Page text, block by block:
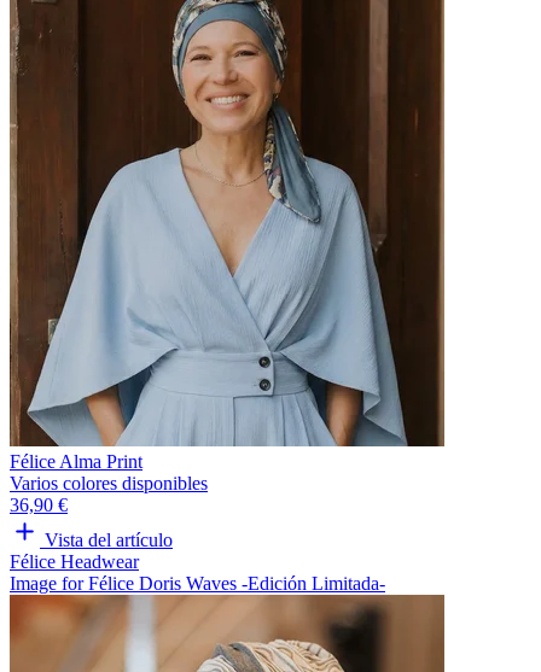
Félice Alma Print
Varios colores disponibles
36,90 €
Vista del artículo
Félice Headwear
Image for Félice Doris Waves -Edición Limitada-